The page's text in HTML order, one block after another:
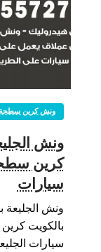
ونش كرين
كرين
سيارات
ونش الجليعة
بالكويت
سيارات